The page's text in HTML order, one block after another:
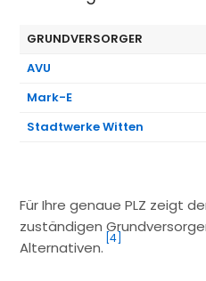
GRUNDVERSORGER
AVU
Mark-E
Stadtwerke Witten
Für Ihre genaue PLZ zeigt
zuständigen
Alternativen.
[4]